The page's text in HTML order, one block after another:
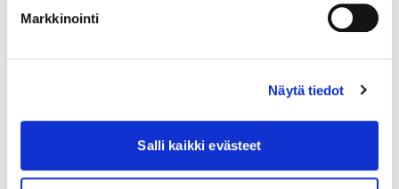
Markkinointi
Näytä tiedot
Salli kaikki evästeet
aorttaläppä korvataan katetriteitse laitettavalla
tekoläpällä.